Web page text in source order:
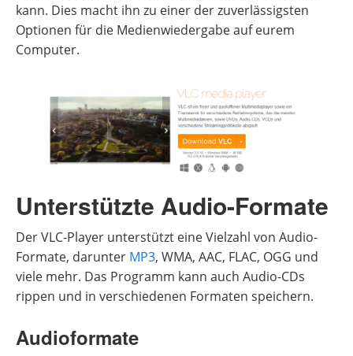
kann. Dies macht ihn zu einer der zuverlässigsten
Optionen für die Medienwiedergabe auf eurem
Computer.
Unterstützte Audio-Formate
Der VLC-Player unterstützt eine Vielzahl von Audio-
Formate, darunter MP3, WMA, AAC, FLAC, OGG und
viele mehr. Das Programm kann auch Audio-CDs
rippen und in verschiedenen Formaten speichern.
Audioformate